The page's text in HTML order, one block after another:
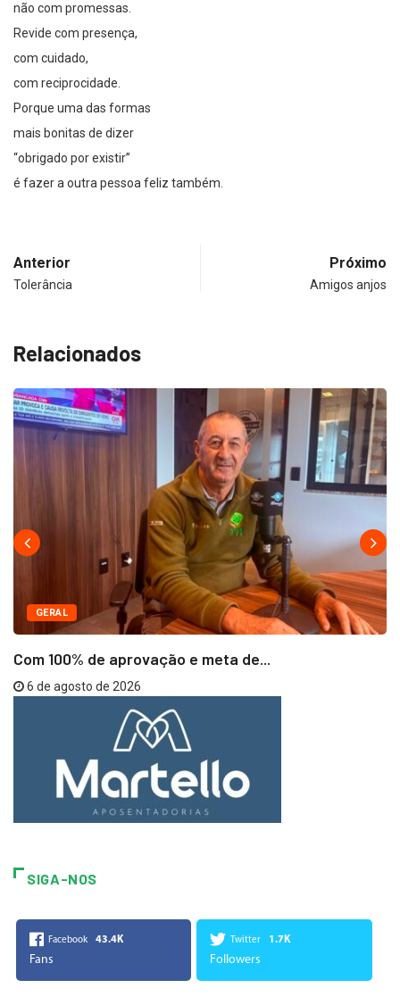
não com promessas.
Revide com presença,
com cuidado,
com reciprocidade.
Porque uma das formas
mais bonitas de dizer
“obrigado por existir”
é fazer a outra pessoa feliz também.
Anterior
Tolerância
Próximo
Amigos anjos
Relacionados
GERAL
Com 100% de aprovação e meta de...
6 de agosto de 2026
SIGA-NOS
Facebook 43.4K
Fans
Twitter 1.7K
Followers